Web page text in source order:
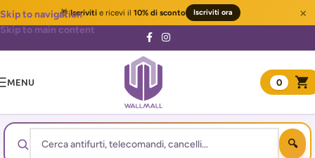
🎁Iscrivitie ricevi il 10% di sconto Iscriviti ora ×
Skip to navigation
Skip to main content
MENU 0